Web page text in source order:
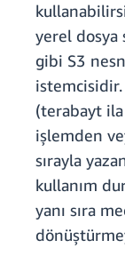
yerel dosya
gibi S3
(terabayt
işlemden
sırayla
kullanım
yanı sıra